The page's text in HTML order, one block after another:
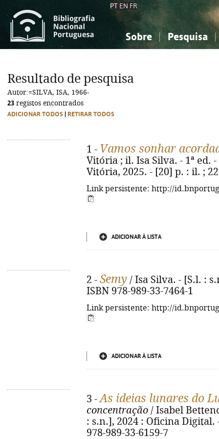
PT EN FR
Sobre Pesquisa
Ciências sociais...
Ciências sociais...
Resultado de pesquisa
Autor:=SILVA, ISA, 1966-
23 registos encontrados
ADICIONAR TODOS RETIRAR TODOS
1 - Vamos sonhar
Vitória ; il. Isa Silva. - 1ª ed.
Vitória, 2025. - [20] p. : il. ;
Link persistente: http://
ADICIONAR À LISTA
2 - Semy / Isa Silva. - [S.l. :
ISBN 978-989-33-7464-1
Link persistente: http://
ADICIONAR À LISTA
3 -As ideias lunares do
concentração / Isabel
: s.n.], 2024 : Oficina Digital.
978-989-33-6159-7